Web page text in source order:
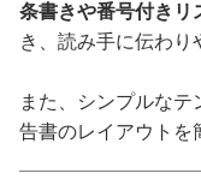
条書きや番号付きリ
き、読み手に伝わり
また、シンプルな
告書のレイアウトを